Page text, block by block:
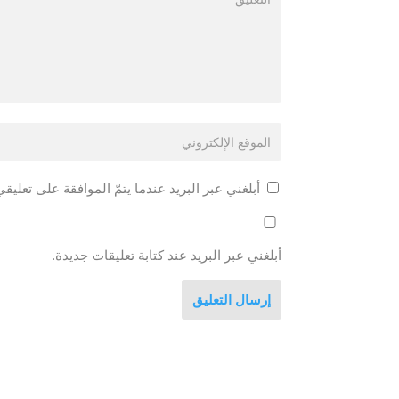
أبلغني عبر البريد عندما يتمّ الموافقة على
أبلغني عبر البريد عند كتابة تعليقات جديدة.
إرسال التعليق